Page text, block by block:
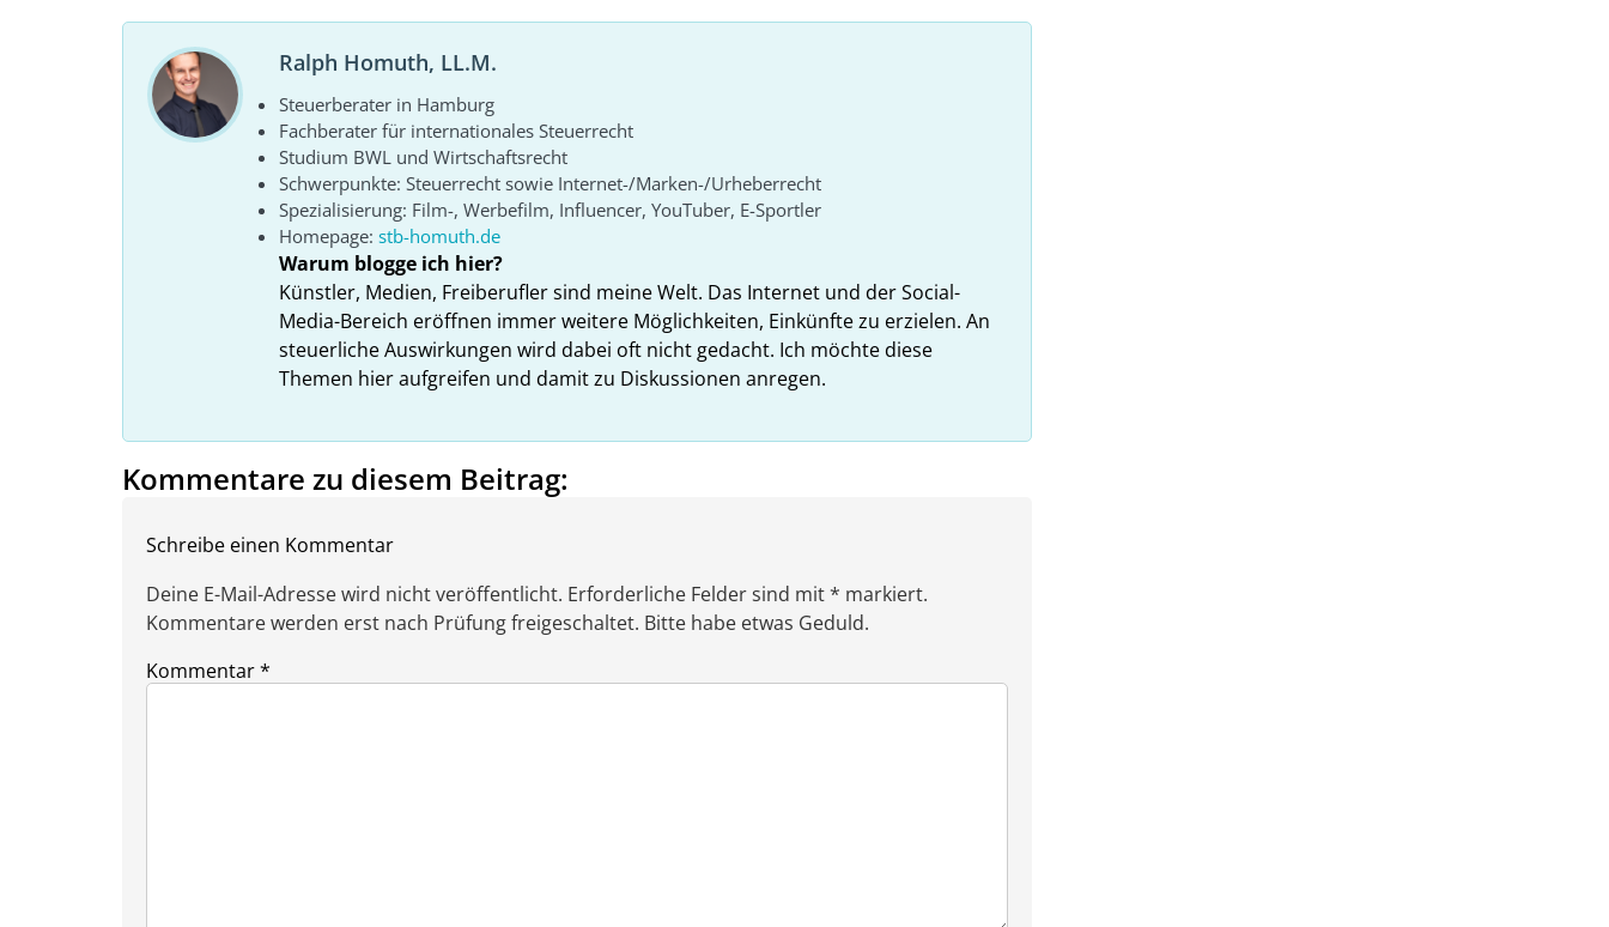
Ralph Homuth, LL.M.
Steuerberater in Hamburg
Fachberater für internationales Steuerrecht
Studium BWL und Wirtschaftsrecht
Schwerpunkte: Steuerrecht sowie Internet-/Marken-/Urheberrecht
Spezialisierung: Film-, Werbefilm, Influencer, YouTuber, E-Sportler
Homepage: stb-homuth.de
Warum blogge ich hier?
Künstler, Medien, Freiberufler sind meine Welt. Das Internet und der Social-
Media-Bereich eröffnen immer weitere Möglichkeiten, Einkünfte zu erzielen. An
steuerliche Auswirkungen wird dabei oft nicht gedacht. Ich möchte diese
Themen hier aufgreifen und damit zu Diskussionen anregen.
Kommentare zu diesem Beitrag:
Schreibe einen Kommentar
Deine E-Mail-Adresse wird nicht veröffentlicht. Erforderliche Felder sind mit * markiert.
Kommentare werden erst nach Prüfung freigeschaltet. Bitte habe etwas Geduld.
Kommentar*